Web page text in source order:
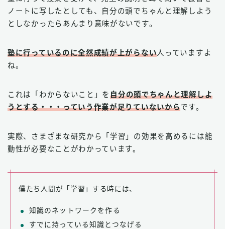
ノートに写したとしても、自分の頭でちゃんと理解しよう
としなかったらあんまり意味がないです。
塾に行っているのに全然成績が上がらない人っていますよ
ね。
これは「わからないこと」を自分の頭でちゃんと理解しよ
うとする・・・っていう作業が足りていないからです。
実際、さまざまな研究から「学習」の効果を高めるには能
動性が必要なことがわかっています。
僕たち人間が「学習」する時には、
知識のネットワークを作る
すでに持っている知識とつなげる